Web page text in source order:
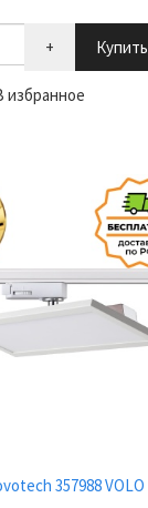
+ Купить
избранное
357988 VOLO